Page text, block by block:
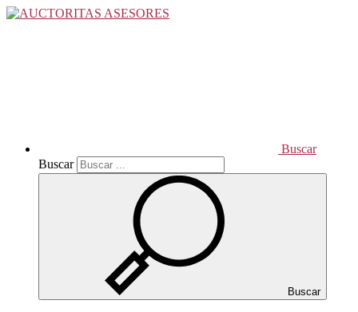
Buscar
Buscar
Buscar